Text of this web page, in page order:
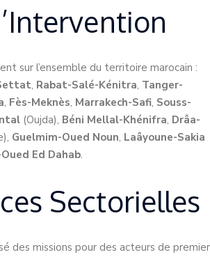
sur l’ensemble du territoire marocain :
, Rabat-Salé-Kénitra, Tanger-
, Fès-Meknès, Marrakech-Safi, Souss-
(Oujda), Béni Mellal-Khénifra, Drâa-
Guelmim-Oued Noun, Laâyoune-Sakia
Ed Dahab.
Sectorielles
des missions pour des acteurs de premier